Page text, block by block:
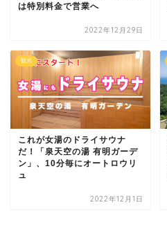
は特別料金で営業へ
2022年12月29日
観光
これが女湯のドライサウナ
だ！「泉天空の湯 有明ガーデ
ン」、10分毎にオートロウリ
ュ
2022年12月1日